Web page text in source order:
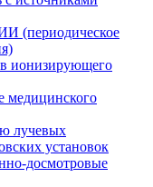
(периодическое
ионизирующего
медицинского
лучевых
установок
досмотровые